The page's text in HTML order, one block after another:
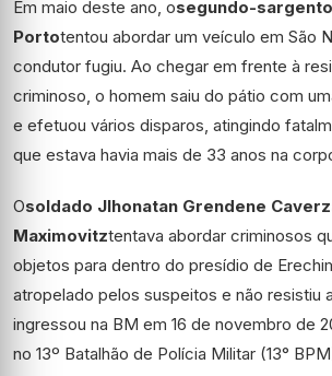
Em maio deste ano, osegundo-
Portotentou abordar um veículo em São
condutor fugiu. Ao chegar em frente à
criminoso, o homem saiu do pátio com
e efetuou vários disparos, atingindo
que estava havia mais de 33 anos na
Osoldado Jlhonatan Grendene
Maximovitztentava abordar criminosos
objetos para dentro do presídio de
atropelado pelos suspeitos e não resistiu
ingressou na BM em 16 de novembro de
no 13º Batalhão de Polícia Militar (13°